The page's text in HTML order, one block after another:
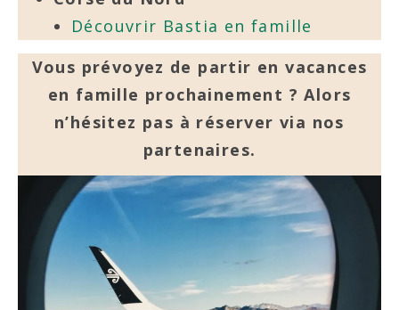
Découvrir Bastia en famille
Vous prévoyez de partir en vacances
en famille prochainement ? Alors
n’hésitez pas à réserver via nos
partenaires.